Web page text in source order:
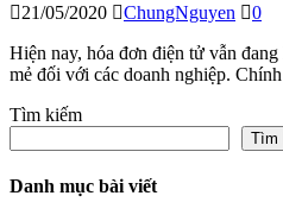
21/05/2020 ChungNguyen
0
Hiện nay, hóa đơn điện tử vẫn
mẻ đối với các doanh nghiệp.
Tìm kiếm
Tìm
Danh mục bài viết